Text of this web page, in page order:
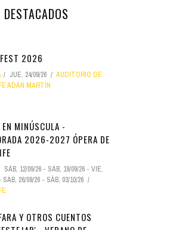
2026
JUE, 24/09/26
AUDITORIO DE
ADÁN MARTÍN
EN MINÚSCULA -
2026-2027 ÓPERA DE
SÁB, 12/09/26 - SÁB, 19/09/26 - VIE,
SÁB, 26/09/26 - SÁB, 03/10/26
Y OTROS CUENTOS